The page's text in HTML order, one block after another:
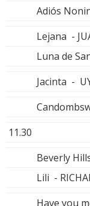
Adiós
Lejana -
Luna de
Jacinta -
11.30
Beverly
Lili -
Have you